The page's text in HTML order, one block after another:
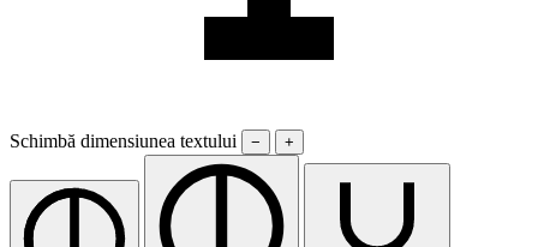
Schimbă dimensiunea textului − +